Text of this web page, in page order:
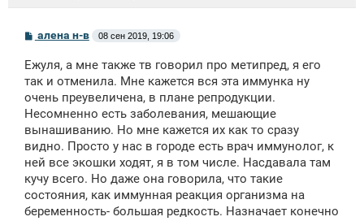
С
о
б
щ
н
и
алена н-в 08 сен 2019, 19:06
Ежуля, а мне также тв говорил про метипред, я его
так и отменила. Мне кажется вся эта иммунка ну
очень преувеличена, в плане репродукции.
Несомненно есть заболевания, мешающие
вынашиванию. Но мне кажется их как то сразу
видно. Просто у нас в городе есть врач иммунолог, к
ней все экошки ходят, я в том числе. Насдавала там
кучу всего. Но даже она говорила, что такие
состояния, как иммунная реакция организма на
беременность- большая редкость. Назначает конечно